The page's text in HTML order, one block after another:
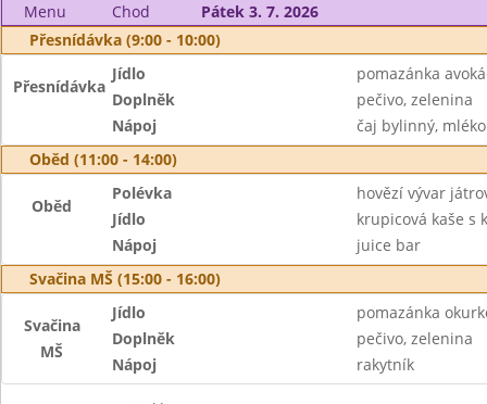
Menu
Chod
Pátek 3. 7. 2026
Přesnídávka (9:00 - 10:00)
Přesnídávka
Jídlo
pomazánka
Doplněk
pečivo, zelenina
Nápoj
čaj bylinný, mléko
Oběd (11:00 - 14:00)
Oběd
Polévka
hovězí vývar
Jídlo
krupicová kaše s
Nápoj
juice bar
Svačina MŠ (15:00 - 16:00)
Svačina
MŠ
Jídlo
pomazánka
Doplněk
pečivo, zelenina
Nápoj
rakytník